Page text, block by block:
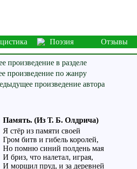
Поэзия Отзывы
Память. (Из Т. Б. Олдрича)
Я стёр из памяти своей
Гром битв и гибель королей,
Но помню синий полдень мая
И бриз, что налетал, играя,
И морщил пруд, и за деревней